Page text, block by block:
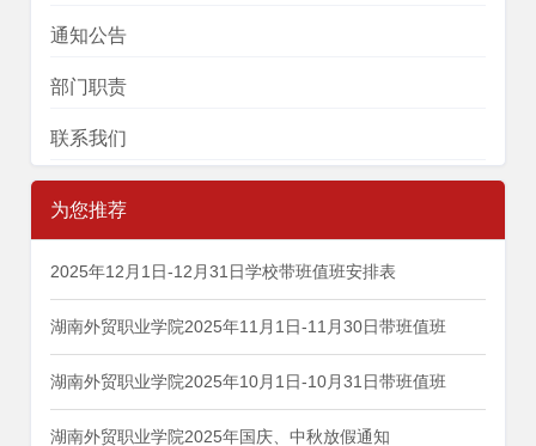
通知公告
部门职责
联系我们
为您推荐
2025年12月1日-12月31日学校带班值班安排表
湖南外贸职业学院2025年11月1日-11月30日带班值班
湖南外贸职业学院2025年10月1日-10月31日带班值班
湖南外贸职业学院2025年国庆、中秋放假通知